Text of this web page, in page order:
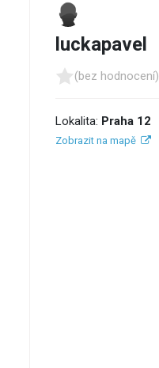
luckapavel
(bez hodnocení)
Lokalita: Praha 12
Zobrazit na mapě